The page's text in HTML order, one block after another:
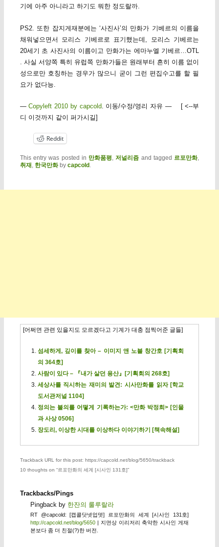
기에 아주 아니라고 하기도 뭐한 정도랄까.
PS2. 또한 잡지게재분에는 ‘사진사’의 만화가 기베르의 이름을
채워넣으면서 모리스 기베르로 표기했는데, 모리스 기베르는
20세기 초 사진사의 이름이고 만화가는 에마누엘 기베르…OTL
. 사실 서양쪽 특히 유럽쪽 만화가들은 원래부터 흔히 이름 없이
성으로만 호칭하는 경우가 많으니 굳이 그런 편집수고를 할 필
요가 없다능.
—Copyleft 2010 by capcold. 이동/수정/영리 자유 — [ <--부
디 이것까지 같이 퍼가시길]
Reddit
This entry was posted in 만화품평 ,저널리즘 and tagged 르포만화,
취재 한국만화by capcold.
[어쩌면 관련 있을지도 모르겠다고 기계가 대충 점찍어준 글들]
섬세하게, 깊이를 찾아 – 이미지 앤 노블 창간호 [기획회
의 364호]
사람이 있다 – 『내가 살던 용산』[기획회의 268호]
세상사를 직시하는 재미의 발견: 시사만화를 읽자 [학교
도서관저널 1104]
정의는 불의를 어떻게 기록하는가: <만화 박정희> [인물
과 사상 0506]
장도리, 이상한 시대를 이상하다 이야기하기 [책속해설]
Trackback URL for this post: https://capcold.net/blog/5650/trackback
10 thoughts on “르포만화의 세계 [시사인 131호]”
Trackbacks/Pings
Pingback by 한잔의 룰루랄라
RT @capcold: [캡콜닷넷업뎃] 르포만화의 세계 [시사인 131호]
http://capcold.net/blog/5650| 지면상 이리저리 축약한 시사인 게재
본보다 좀 더 친절(?)한 버전.